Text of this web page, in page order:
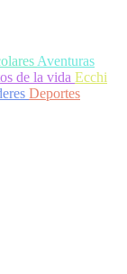
Aventuras
de la vida Ecchi
Deportes